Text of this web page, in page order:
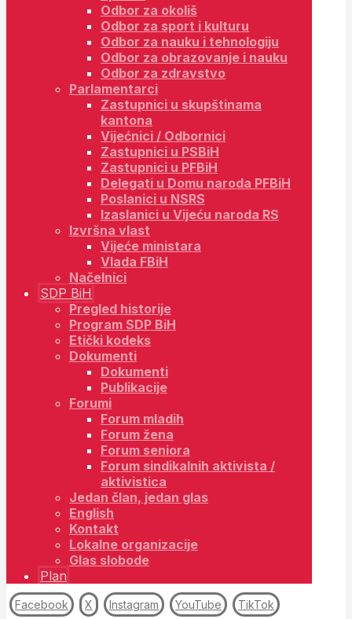
Odbor za okoliš
Odbor za sport i kulturu
Odbor za nauku i tehnologiju
Odbor za obrazovanje i nauku
Odbor za zdravstvo
Parlamentarci
Zastupnici u skupštinama
kantona
Vijećnici / Odbornici
Zastupnici u PSBiH
Zastupnici u PFBiH
Delegati u Domu naroda PFBiH
Poslanici u NSRS
Izaslanici u Vijeću naroda RS
Izvršna vlast
Vijeće ministara
Vlada FBiH
Načelnici
SDP BiH
Pregled historije
Program SDP BiH
Etički kodeks
Dokumenti
Dokumenti
Publikacije
Forumi
Forum mladih
Forum žena
Forum seniora
Forum sindikalnih aktivista /
aktivistica
Jedan član, jedan glas
English
Kontakt
Lokalne organizacije
Glas slobode
Plan
Facebook X Instagram YouTube TikTok